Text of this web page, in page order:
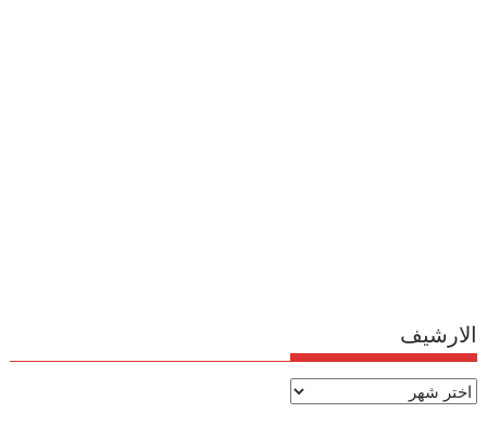
الارشيف
الارشيف